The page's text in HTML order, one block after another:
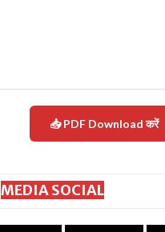
📥 PDF Download करें
MEDIA SOCIAL